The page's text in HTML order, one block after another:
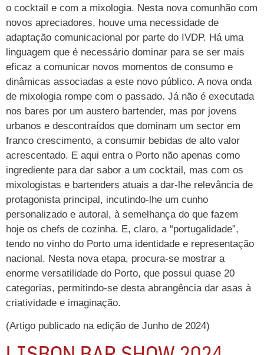
o cocktail e com a mixologia. Nesta nova comunhão com
novos apreciadores, houve uma necessidade de
adaptação comunicacional por parte do IVDP. Há uma
linguagem que é necessário dominar para se ser mais
eficaz a comunicar novos momentos de consumo e
dinâmicas associadas a este novo público. A nova onda
de mixologia rompe com o passado. Já não é executada
nos bares por um austero bartender, mas por jovens
urbanos e descontraídos que dominam um sector em
franco crescimento, a consumir bebidas de alto valor
acrescentado. E aqui entra o Porto não apenas como
ingrediente para dar sabor a um cocktail, mas com os
mixologistas e bartenders atuais a dar-lhe relevância de
protagonista principal, incutindo-lhe um cunho
personalizado e autoral, à semelhança do que fazem
hoje os chefs de cozinha. E, claro, a “portugalidade”,
tendo no vinho do Porto uma identidade e representação
nacional. Nesta nova etapa, procura-se mostrar a
enorme versatilidade do Porto, que possui quase 20
categorias, permitindo-se desta abrangência dar asas à
criatividade e imaginação.
(Artigo publicado na edição de Junho de 2024)